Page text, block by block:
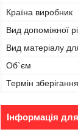
Країна виробник
Вид допоміжної
Вид матеріалу
Об`єм
Термін зберігання
Інформація